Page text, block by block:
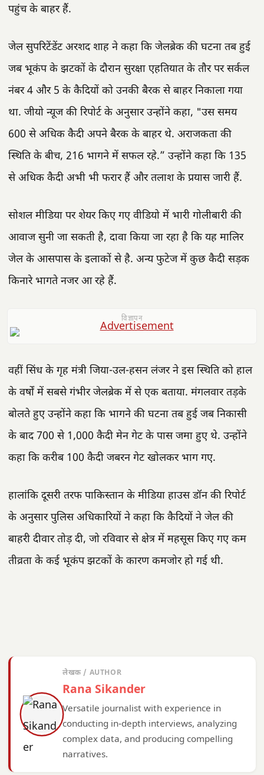
पहुंच के बाहर हैं.
जेल सुपरिटेंडेंट अरशद शाह ने कहा कि जेलब्रेक की घटना तब हुई
जब भूकंप के झटकों के दौरान सुरक्षा एहतियात के तौर पर सर्कल
नंबर 4 और 5 के कैदियों को उनकी बैरक से बाहर निकाला गया
था. जीयो न्यूज की रिपोर्ट के अनुसार उन्होंने कहा, "उस समय
600 से अधिक कैदी अपने बैरक के बाहर थे. अराजकता की
स्थिति के बीच, 216 भागने में सफल रहे.” उन्होंने कहा कि 135
से अधिक कैदी अभी भी फरार हैं और तलाश के प्रयास जारी हैं.
सोशल मीडिया पर शेयर किए गए वीडियो में भारी गोलीबारी की
आवाज सुनी जा सकती है, दावा किया जा रहा है कि यह मालिर
जेल के आसपास के इलाकों से है. अन्य फुटेज में कुछ कैदी सड़क
किनारे भागते नजर आ रहे हैं.
विज्ञापन
वहीं सिंध के गृह मंत्री जिया-उल-हसन लंजर ने इस स्थिति को हाल
के वर्षों में सबसे गंभीर जेलब्रेक में से एक बताया. मंगलवार तड़के
बोलते हुए उन्होंने कहा कि भागने की घटना तब हुई जब निकासी
के बाद 700 से 1,000 कैदी मेन गेट के पास जमा हुए थे. उन्होंने
कहा कि करीब 100 कैदी जबरन गेट खोलकर भाग गए.
हालांकि दूसरी तरफ पाकिस्तान के मीडिया हाउस डॉन की रिपोर्ट
के अनुसार पुलिस अधिकारियों ने कहा कि कैदियों ने जेल की
बाहरी दीवार तोड़ दी, जो रविवार से क्षेत्र में महसूस किए गए कम
तीव्रता के कई भूकंप झटकों के कारण कमजोर हो गई थी.
लेखक / AUTHOR
Rana Sikander
Versatile journalist with experience in
conducting in-depth interviews, analyzing
complex data, and producing compelling
narratives.